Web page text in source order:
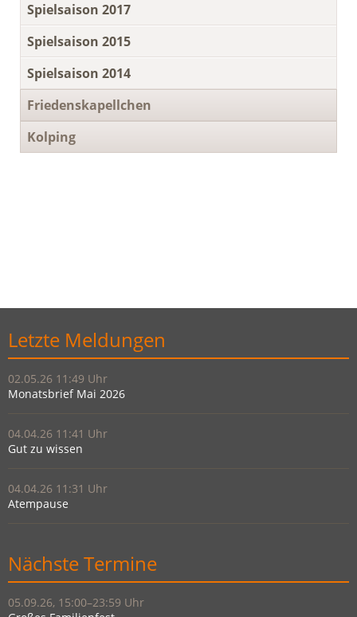
Spielsaison 2017
Spielsaison 2015
Spielsaison 2014
Friedenskapellchen
Kolping
Letzte Meldungen
02.05.26 11:49
Monatsbrief Mai 2026
04.04.26 11:41
Gut zu wissen
04.04.26 11:31
Atempause
Nächste Termine
05.09.26, 15:00–23:59